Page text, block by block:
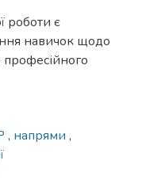
роботи є
навичок щодо
, напрями ,